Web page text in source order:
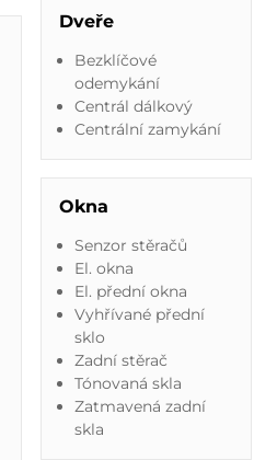
Dveře
Bezklíčové
odemykání
Centrál dálkový
Centrální zamykání
Okna
Senzor stěračů
El. okna
El. přední okna
Vyhřívané přední
sklo
Zadní stěrač
Tónovaná skla
Zatmavená zadní
skla